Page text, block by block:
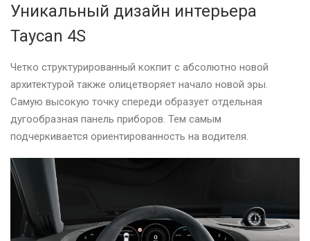
Уникальный дизайн интерьера
Taycan 4S
Четко структурированный кокпит с абсолютно новой
архитектурой также олицетворяет начало новой эры.
Самую высокую точку спереди образует отдельная
дугообразная панель приборов. Тем самым
подчеркивается ориентированность на водителя.